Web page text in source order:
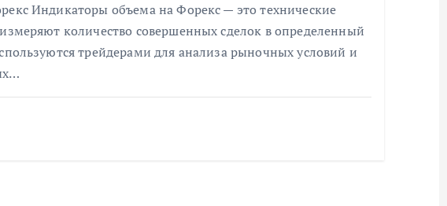
Индикаторы объема на Форекс — это технические
количество совершенных сделок в определенный
трейдерами для анализа рыночных условий и